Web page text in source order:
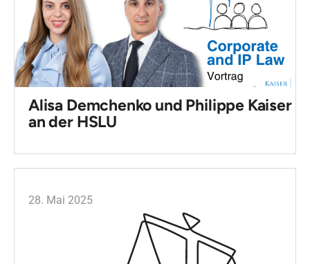
Alisa Demchenko und Philippe Kaiser
an der HSLU
28. Mai 2025